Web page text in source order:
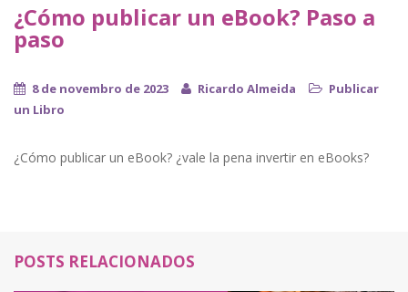
¿Cómo publicar un eBook? Paso a
paso
8 de novembro de 2023 Ricardo Almeida
Publicar
un Libro
¿Cómo publicar un eBook? ¿vale la pena invertir en eBooks?
POSTS RELACIONADOS